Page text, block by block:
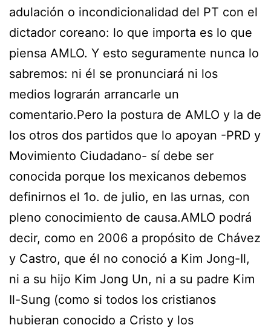
adulación o incondicionalidad del PT con el
dictador coreano: lo que importa es lo que
piensa AMLO. Y esto seguramente nunca lo
sabremos: ni él se pronunciará ni los
medios lograrán arrancarle un
comentario.Pero la postura de AMLO y la de
los otros dos partidos que lo apoyan -PRD y
Movimiento Ciudadano- sí debe ser
conocida porque los mexicanos debemos
definirnos el 1o. de julio, en las urnas, con
pleno conocimiento de causa.AMLO podrá
decir, como en 2006 a propósito de Chávez
y Castro, que él no conoció a Kim Jong-Il,
ni a su hijo Kim Jong Un, ni a su padre Kim
Il-Sung (como si todos los cristianos
hubieran conocido a Cristo y los